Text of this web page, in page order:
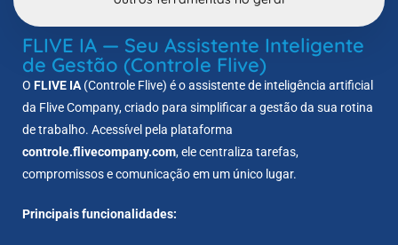
FLIVE IA — Seu Assistente Inteligente
de Gestão (Controle Flive)
O FLIVE IA (Controle Flive) é o assistente de inteligência artificial
da Flive Company, criado para simplificar a gestão da sua rotina
de trabalho. Acessível pela plataforma
controle.flivecompany.com, ele centraliza tarefas,
compromissos e comunicação em um único lugar.
Principais funcionalidades: